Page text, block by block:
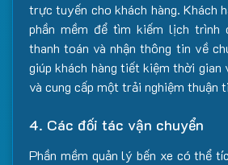
trực tuyến cho khách hàng. Khách
phần mềm để tìm kiếm lịch trình
thanh toán và nhận thông tin về
giúp khách hàng tiết kiệm thời gian
và cung cấp một trải nghiệm thuận
4. Các đối tác vận chuyển
Phần mềm quản lý bến xe có thể